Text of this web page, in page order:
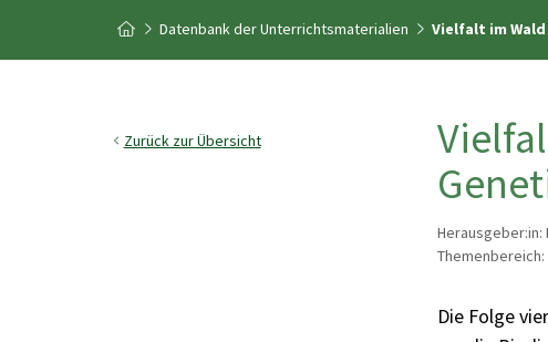
Zur Startseite
Datenbank der Unterrichtsmaterialien Vielfalt im
Zurück zur Übersicht
Themenbereich:
Die Folge